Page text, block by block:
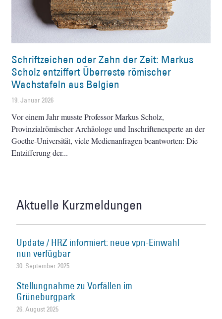
Schriftzeichen oder Zahn der Zeit: Markus
Scholz entziffert Überreste römischer
Wachstafeln aus Belgien
19. Januar 2026
Vor einem Jahr musste Professor Markus Scholz,
Provinzialrömischer Archäologe und Inschriftenexperte an der
Goethe-Universität, viele Medienanfragen beantworten: Die
Entzifferung der
Aktuelle Kurzmeldungen
Update / HRZ informiert: neue vpn-Einwahl
nun verfügbar
30. September 2025
Stellungnahme zu Vorfällen im
Grüneburgpark
26. August 2025